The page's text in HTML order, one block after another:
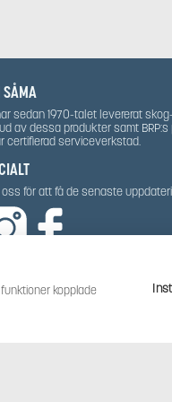
kopplade
SÅMA
sedan 1970-talet levererat
av dessa produkter samt
certifierad serviceverkstad.
oss för att få de senaste